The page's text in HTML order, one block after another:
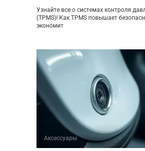
Узнайте все о системах контроля
(TPMS)! Как TPMS повышает
экономит
Аксессуары